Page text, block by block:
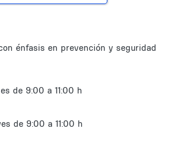
énfasis en prevención y seguridad
de 9:00 a 11:00 h
de 9:00 a 11:00 h